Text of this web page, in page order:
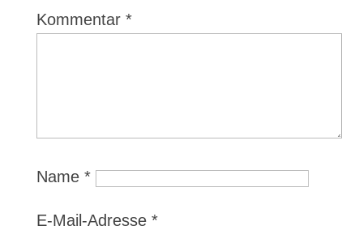
Kommentar *
Name *
E-Mail-Adresse *